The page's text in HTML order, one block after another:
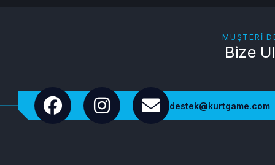
MÜŞTERI
Bize
destek@kurtgame.com